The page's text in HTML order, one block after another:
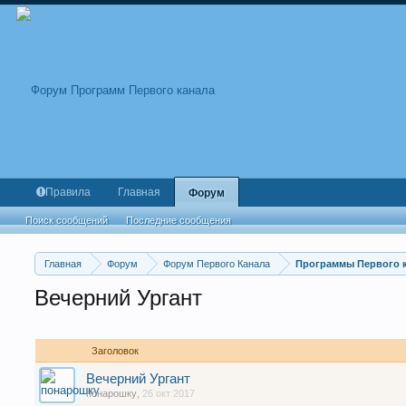
Главная Форум Форум Первого Канала Программы Первого
Вечерний Ургант
Заголовок
Вечерний Ургант
понарошку 26 окт 2017
Правила Главная Форум
Поиск сообщений Последние сообщения